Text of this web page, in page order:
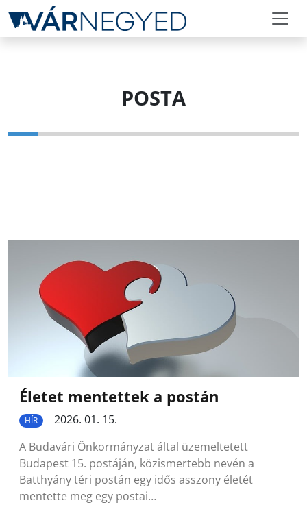
POSTA
Életet mentettek a postán
HÍR
2026. 01. 15.
A Budavári Önkormányzat által üzemeltetett
Budapest 15. postáján, közismertebb nevén a
Batthyány téri postán egy idős asszony életét
mentette meg egy postai…